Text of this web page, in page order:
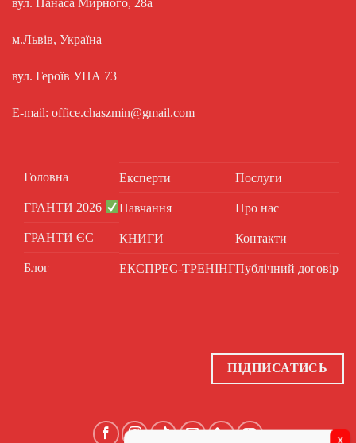
вул. Панаса Мирного, 28а
м.Львів, Україна
вул. Героїв УПА 73
E-mail: office.chaszmin@gmail.com
Головна
ГРАНТИ 2026
ГРАНТИ ЄС
Блог
Експерти
Навчання
КНИГИ
ЕКСПРЕС-ТРЕНІНГ
Послуги
Про нас
Контакти
Публічний договір
ПІДПИСАТИСЬ